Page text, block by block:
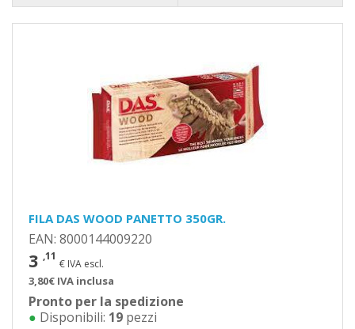
FILA DAS WOOD PANETTO 350GR.
EAN: 8000144009220
3 ,11
€ IVA escl.
3,80€ IVA inclusa
Pronto per la spedizione
● Disponibili: 19 pezzi